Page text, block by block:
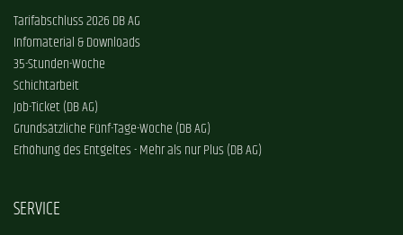
Tarifabschluss 2026 DB AG
Infomaterial & Downloads
35-Stunden-Woche
Schichtarbeit
Job-Ticket (DB AG)
Grundsätzliche Fünf-Tage-Woche (DB AG)
Erhöhung des Entgeltes - Mehr als nur Plus (DB AG)
SERVICE